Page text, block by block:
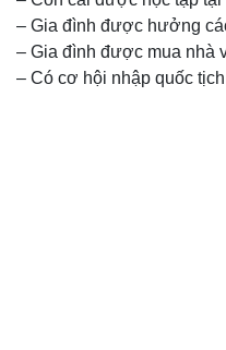
– Gia đình được hưởng
– Gia đình được mua nhà
– Có cơ hội nhập quốc